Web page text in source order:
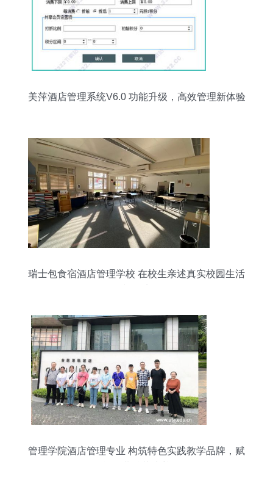
美萍酒店管理系统V6.0 功能升级，高效管理新体验
瑞士包食宿酒店管理学校 在校生亲述真实校园生活
管理学院酒店管理专业 构筑特色实践教学品牌，赋